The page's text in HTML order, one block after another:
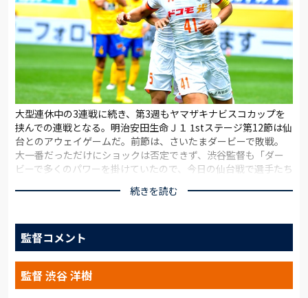
大型連休中の3連戦に続き、第3週もヤマザキナビスコカップを
挟んでの連戦となる。明治安田生命Ｊ１ 1stステージ第12節は仙
台とのアウェイゲームだ。前節は、さいたまダービーで敗戦。
大一番だっただけにショックは否定できず、渋谷監督も「ダー
ビーで多くのパワーを掛けていたので、今日の仙台戦で選手たち
たが、その心配は無用だった。
ピッチでは選手たちが自信を示した。前半からボールを支配
し、パスワークからチャンスメーク。家長や岩上が中盤で前を
向き、距離を近付けた右サイドハーフの横谷を含めた3人が攻撃
の起点となった。左サイドハーフで先発した沼田は、何度も相
手の背後へ走ってクロスを供給した。
続きを読む
監督コメント
監督 渋谷 洋樹